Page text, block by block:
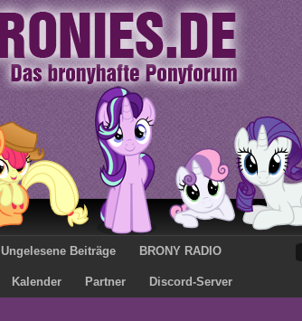
Ungelesene Beiträge BRONY RADIO
Kalender Partner Discord-Server